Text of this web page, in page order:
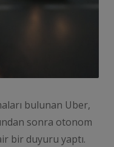
bulunan Uber,
sonra otonom
bir duyuru yaptı.